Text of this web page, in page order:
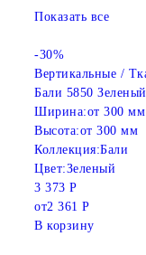
Показать все
-30%
Вертикальные /
Бали 5850
Ширина:от 300 мм
Высота:от 300 мм
Коллекция:Бали
Цвет:Зеленый
3 373 Р
от2 361 Р
В корзину